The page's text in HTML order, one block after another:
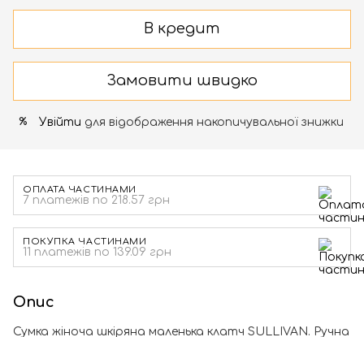
В кредит
Замовити швидко
% Увійти для відображення накопичувальної знижки
ОПЛАТА ЧАСТИНАМИ
7 платежів по 218.57 грн
ПОКУПКА ЧАСТИНАМИ
11 платежів по 139.09 грн
Опис
Сумка жіноча шкіряна маленька клатч SULLIVAN. Ручна